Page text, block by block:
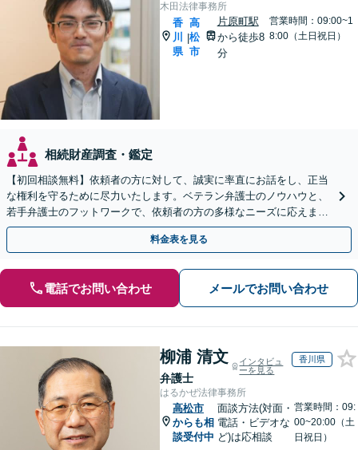
木田法律事務所
香
川
県
|
高
松
市
片原町駅
から徒歩8
分
営業時間：09:00~1
8:00（土日祝日）
相続財産調査・鑑定
【初回相談無料】依頼者の方に対して、誠実に率直にお話をし、正当
な権利を守るために尽力いたします。ベテラン弁護士のノウハウと、
若手弁護士のフットワークで、依頼者の方の多様なニーズに応えま
す。
料金表を見る
電話でお問い合わせ メールでお問い合わせ
柳浦 清文
弁護士
インタビュ
ーを見る
香川県
はるかぜ法律事務所
高松市
からも相
談受付中
面談方法(対面・
電話・ビデオな
ど)は応相談
営業時間：09:
00~20:00（土
日祝日）